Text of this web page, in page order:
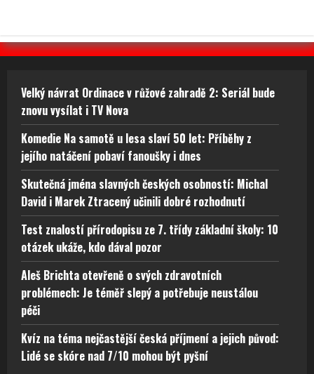
Velký návrat Ordinace v růžové zahradě 2: Seriál bude
znovu vysílat i TV Nova
Komedie Na samotě u lesa slaví 50 let: Příběhy z
jejího natáčení pobaví fanoušky i dnes
Skutečná jména slavných českých osobností: Michal
David i Marek Ztracený učinili dobré rozhodnutí
Test znalostí přírodopisu ze 7. třídy základní školy: 10
otázek ukáže, kdo dával pozor
Aleš Brichta otevřeně o svých zdravotních
problémech: Je téměř slepý a potřebuje neustálou
péči
Kvíz na téma nejčastější česká příjmení a jejich původ:
Lidé se skóre nad 7/10 mohou být pyšní